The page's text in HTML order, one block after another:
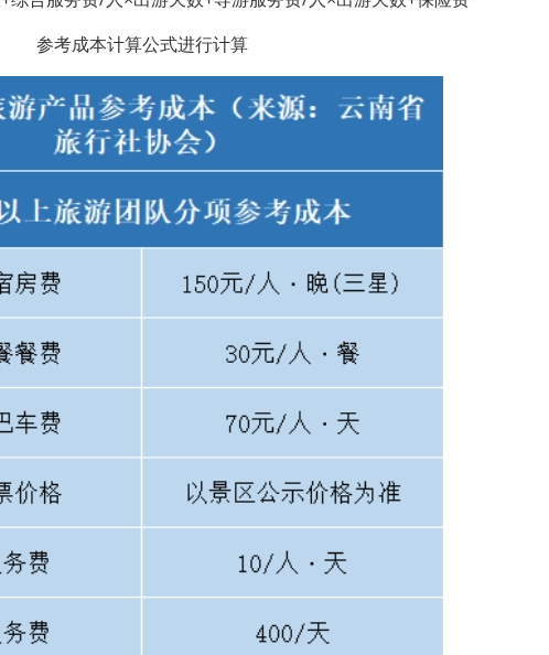
参考成本计算公式进行计算